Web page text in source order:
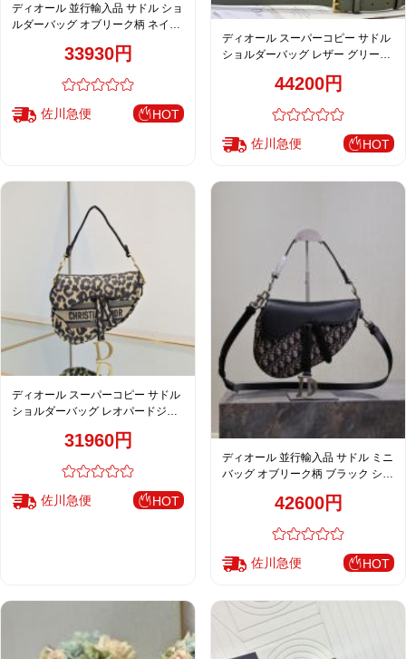
ディオール 並行輸入品 サドル ショ
ルダーバッグ オブリーク柄 ネイビ
33930円
佐川急便 HOT
ディオール スーパーコピー サドル
ショルダーバッグ レザー グリーン
44200円
佐川急便 HOT
ディオール スーパーコピー サドル
ショルダーバッグ レオパードジャ
31960円
佐川急便 HOT
ディオール 並行輸入品 サドル ミニ
バッグ オブリーク柄 ブラック シル
42600円
佐川急便 HOT